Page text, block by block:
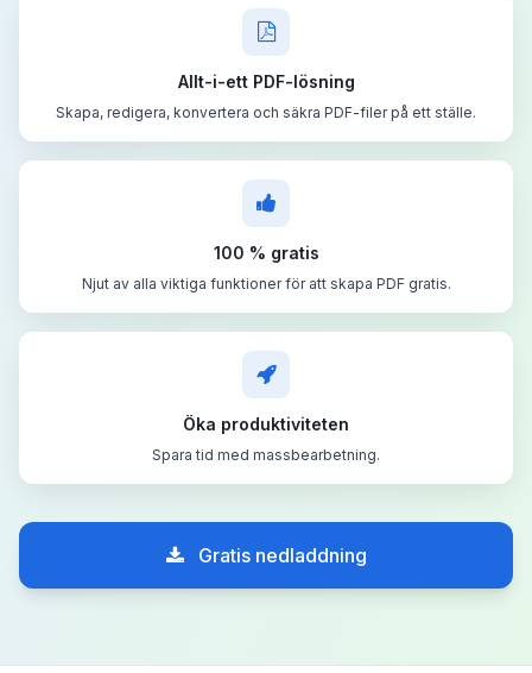
Allt-i-ett PDF-lösning
Skapa, redigera, konvertera och säkra PDF-filer på ett ställe.
100 % gratis
Njut av alla viktiga funktioner för att skapa PDF gratis.
Öka produktiviteten
Spara tid med massbearbetning.
Gratis nedladdning